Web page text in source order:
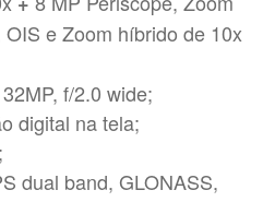
e Zoom híbrido de 10x
f/2.0 wide;
digital na tela;
dual band, GLONASS,